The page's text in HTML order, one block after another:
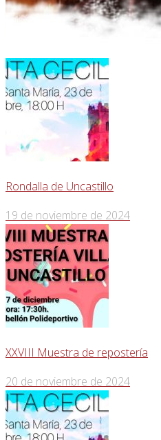
Rondalla de Uncastillo
19 de noviembre de 2024
XXVIII Muestra de repostería
20 de noviembre de 2024